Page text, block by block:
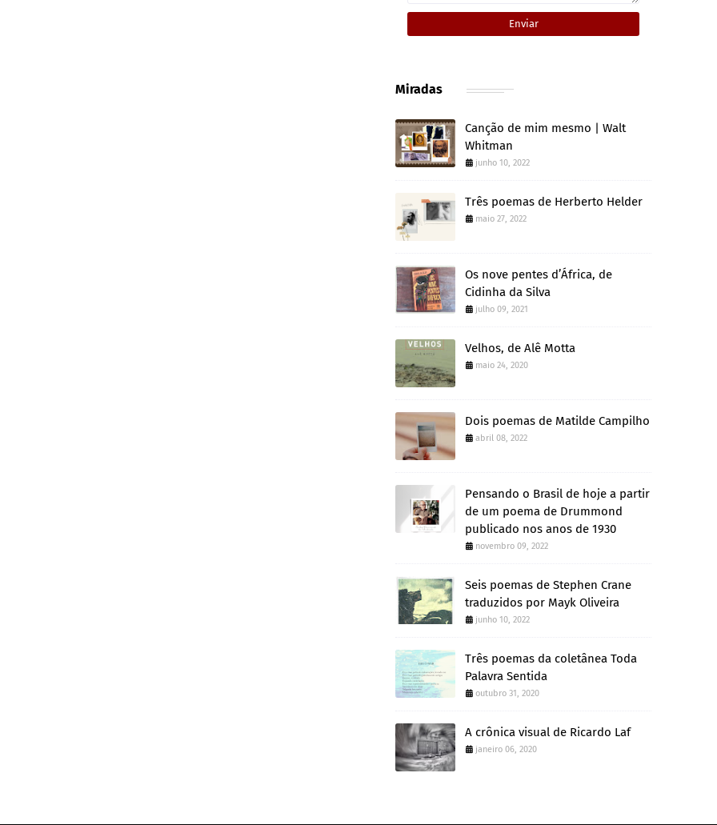
Miradas
Canção de mim mesmo | Walt
Whitman
junho 10, 2022
Três poemas de Herberto Helder
maio 27, 2022
Os nove pentes d’África, de
Cidinha da Silva
julho 09, 2021
Velhos, de Alê Motta
maio 24, 2020
Dois poemas de Matilde Campilho
abril 08, 2022
Pensando o Brasil de hoje a partir
de um poema de Drummond
publicado nos anos de 1930
novembro 09, 2022
Seis poemas de Stephen Crane
traduzidos por Mayk Oliveira
junho 10, 2022
Três poemas da coletânea Toda
Palavra Sentida
outubro 31, 2020
A crônica visual de Ricardo Laf
janeiro 06, 2020